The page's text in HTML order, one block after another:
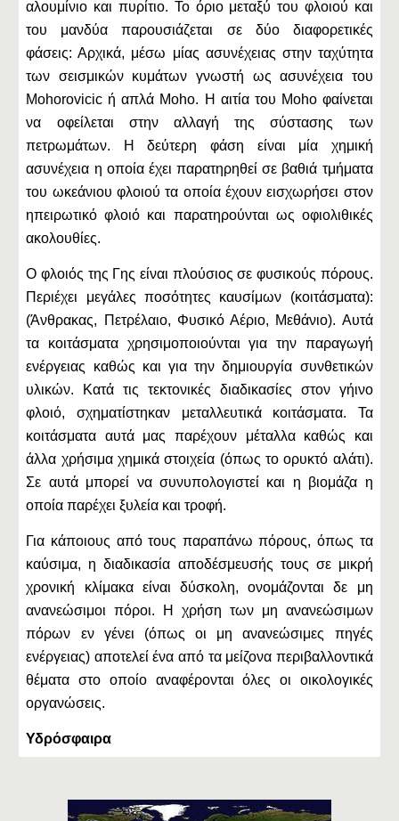
αλουμίνιο και πυρίτιο. Το όριο μεταξύ του φλοιού και
του μανδύα παρουσιάζεται σε δύο διαφορετικές
φάσεις: Αρχικά, μέσω μίας ασυνέχειας στην ταχύτητα
των σεισμικών κυμάτων γνωστή ως ασυνέχεια του
Mohorovicic ή απλά Moho. Η αιτία του Moho φαίνεται
να οφείλεται στην αλλαγή της σύστασης των
πετρωμάτων. Η δεύτερη φάση είναι μία χημική
ασυνέχεια η οποία έχει παρατηρηθεί σε βαθιά τμήματα
του ωκεάνιου φλοιού τα οποία έχουν εισχωρήσει στον
ηπειρωτικό φλοιό και παρατηρούνται ως οφιολιθικές
ακολουθίες.
Ο φλοιός της Γης είναι πλούσιος σε φυσικούς πόρους.
Περιέχει μεγάλες ποσότητες καυσίμων (κοιτάσματα):
(Άνθρακας, Πετρέλαιο, Φυσικό Αέριο, Μεθάνιο). Αυτά
τα κοιτάσματα χρησιμοποιούνται για την παραγωγή
ενέργειας καθώς και για την δημιουργία συνθετικών
υλικών. Κατά τις τεκτονικές διαδικασίες στον γήινο
φλοιό, σχηματίστηκαν μεταλλευτικά κοιτάσματα. Τα
κοιτάσματα αυτά μας παρέχουν μέταλλα καθώς και
άλλα χρήσιμα χημικά στοιχεία (όπως το ορυκτό αλάτι).
Σε αυτά μπορεί να συνυπολογιστεί και η βιομάζα η
οποία παρέχει ξυλεία και τροφή.
Για κάποιους από τους παραπάνω πόρους, όπως τα
καύσιμα, η διαδικασία αποδέσμευσής τους σε μικρή
χρονική κλίμακα είναι δύσκολη, ονομάζονται δε μη
ανανεώσιμοι πόροι. Η χρήση των μη ανανεώσιμων
πόρων εν γένει (όπως οι μη ανανεώσιμες πηγές
ενέργειας) αποτελεί ένα από τα μείζονα περιβαλλοντικά
θέματα στο οποίο αναφέρονται όλες οι οικολογικές
οργανώσεις.
Υδρόσφαιρα